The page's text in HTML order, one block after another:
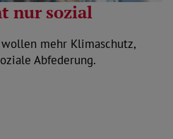
nur sozial
mehr Klimaschutz,
Abfederung.